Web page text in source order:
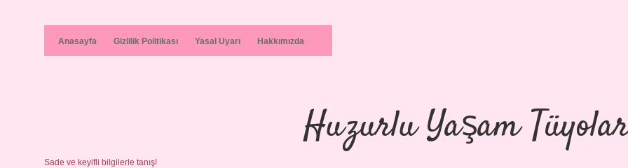
Anasayfa Gizlilik Politikası Yasal Uyarı Hakkımızda
Huzurlu Yaşam
Sade ve keyifli bilgilerle tanış!